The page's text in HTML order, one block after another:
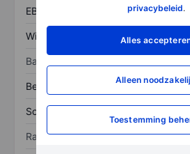
privacybeleid.
Alles
Alleen
Toestemming
EBITDA
Winst
Balans
Bezittingen
Schulden
Ratio's